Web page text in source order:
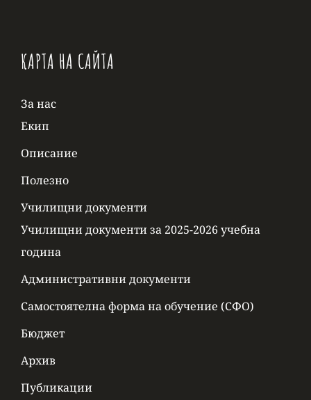
КАРТА НА САЙТА
За нас
Екип
Описание
Полезно
Училищни документи
Училищни документи за 2025-2026 учебна
година
Административни документи
Самостоятелна форма на обучение (СФО)
Бюджет
Архив
Публикации